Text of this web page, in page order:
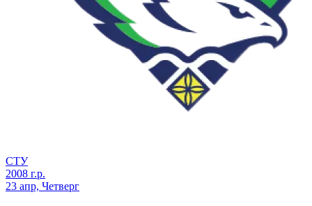
СТУ
2008 г.р.
23 апр, Четверг